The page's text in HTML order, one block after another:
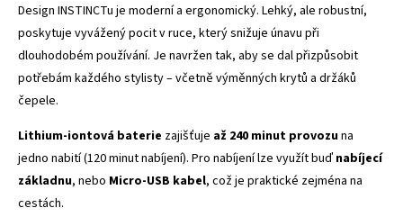
Design INSTINCTu je moderní a ergonomický. Lehký, ale robustní,
poskytuje vyvážený pocit v ruce, který snižuje únavu při
dlouhodobém používání. Je navržen tak, aby se dal přizpůsobit
potřebám každého stylisty – včetně výměnných krytů a držáků
čepele.
Lithium-iontová baterie zajišťuje až 240 minut provozuna
jedno nabití (120 minut nabíjení). Pro nabíjení lze využít buď nabíjecí
základnu, nebo Micro-USB kabel, což je praktické zejména na
cestách.